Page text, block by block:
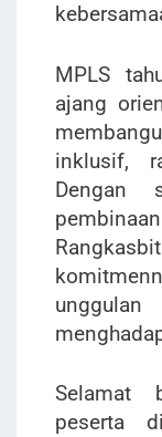
MPLS
ajang
inklusif,
Dengan
Selamat
peserta